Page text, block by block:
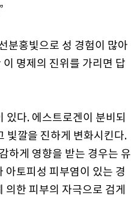
분홍빛으로 성 경험이 많아
명제의 진위를 가리면 답
다. 에스트로겐이 분비되
빛깔을 진하게 변화시킨다.
하게 영향을 받는 경우는 유
아토피성 피부염이 있는 경
한 피부의 자극으로 검게